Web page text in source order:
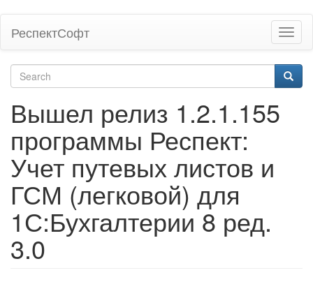
content
РеспектСофт
Search
form
Вышел релиз 1.2.1.155
программы Респект:
Учет путевых листов и
ГСМ (легковой) для
1С:Бухгалтерии 8 ред.
3.0